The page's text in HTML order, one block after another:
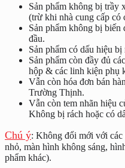
Sản phẩm không bị
(trừ khi nhà cung cấp có
Sản phẩm không bị biến
đầu.
Sản phẩm có dấu hiệu
Sản phẩm còn đầy đủ
hộp & các linh kiện phụ
Vẫn còn hóa đơn bán
Trường Thịnh.
Vẫn còn tem nhãn hiệu
Không bị rách hoặc có
Chú ý: Không đổi mới với các
nhỏ, màn hình không sáng,
phẩm khác).